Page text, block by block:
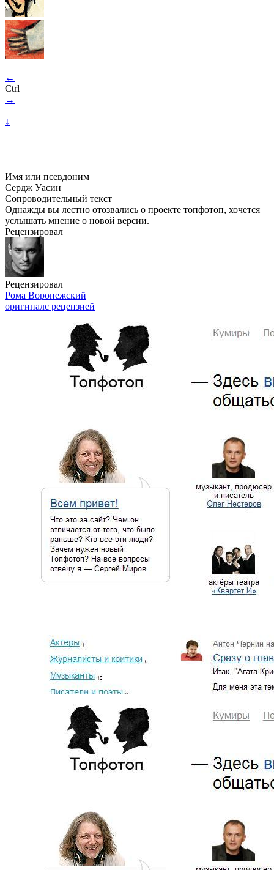
←
Ctrl
→
↓
Имя или псевдоним
Сердж Уасин
Сопроводительный текст
Однажды вы лестно отозвались о проекте топфотоп, хочется
услышать мнение о новой версии.
Рецензировал
Рецензировал
Рома Воронежский
оригиналс рецензией